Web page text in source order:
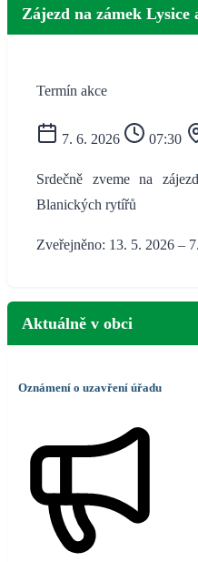
Zájezd na zámek
Termín akce
7. 6. 2026 07:30
Srdečně zveme na
Blanických rytířů
Zveřejněno: 13. 5. 2026 –
Aktuálně v obci
Oznámení o uzavření úřadu